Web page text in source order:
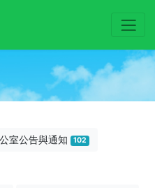
室公告與通知 102